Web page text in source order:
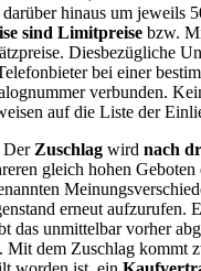
hinaus um jeweils
sind Limitpreise bzw.
Dies­be­züg­liche
bei einer
verbunden.
auf die Liste der
Zuschlag wird nach
gleich hohen
erneut aufzurufen.
das un­mittel­bar vorher
Mit dem Zuschlag kommt